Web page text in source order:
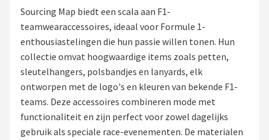
Teams
Tracks
Racestoelen
Racesturen
Sourcing Map biedt een scala aan F1-
teamwearaccessoires, ideaal voor Formule 1-
enthousiastelingen die hun passie willen tonen. Hun
collectie omvat hoogwaardige items zoals petten,
sleutelhangers, polsbandjes en lanyards, elk
ontworpen met de logo's en kleuren van bekende F1-
teams. Deze accessoires combineren mode met
functionaliteit en zijn perfect voor zowel dagelijks
gebruik als speciale race-evenementen. De materialen